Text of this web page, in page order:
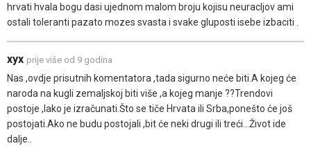
hrvati hvala bogu dasi ujednom malom broju kojisu neuracljov ami
ostali toleranti pazato mozes svasta i svake gluposti isebe izbaciti .
xyx prije više od 9 godina
Nas ,ovdje prisutnih komentatora ,tada sigurno neće biti.A kojeg će
naroda na kugli zemaljskoj biti više ,a kojeg manje ??Trendovi
postoje ,lako je izračunati.Što se tiče Hrvata ili Srba,ponešto će još
postojati.Ako ne budu postojali ,bit će neki drugi ili treći...Život ide
dalje..